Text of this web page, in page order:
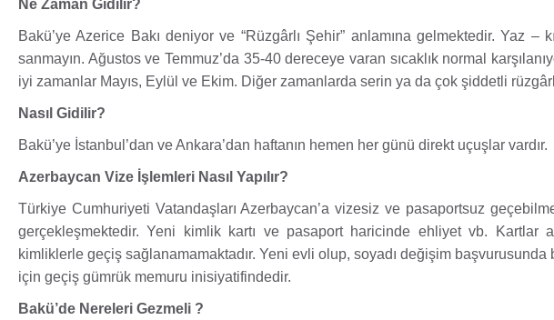
Ne Zaman Gidilir?
Bakü’ye Azerice Bakı deniyor ve “Rüzgârlı Şehir” anlamına gelmektedir. Yaz –
sanmayın. Ağustos ve Temmuz’da 35-40 dereceye varan sıcaklık normal
iyi zamanlar Mayıs, Eylül ve Ekim. Diğer zamanlarda serin ya da çok şiddetli
Nasıl Gidilir?
Bakü’ye İstanbul’dan ve Ankara’dan haftanın hemen her günü direkt uçuşlar vardır.
Azerbaycan Vize İşlemleri Nasıl Yapılır?
Türkiye Cumhuriyeti Vatandaşları Azerbaycan’a vizesiz ve pasaportsuz
gerçekleşmektedir. Yeni kimlik kartı ve pasaport haricinde ehliyet vb. Kartlar
kimliklerle geçiş sağlanamamaktadır. Yeni evli olup, soyadı değişim
için geçiş gümrük memuru inisiyatifindedir.
Bakü’de Nereleri Gezmeli ?